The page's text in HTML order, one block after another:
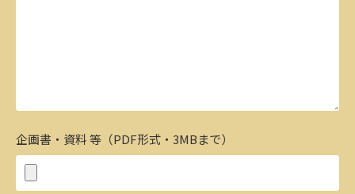
企画書・資料 等（PDF形式・3MBまで）